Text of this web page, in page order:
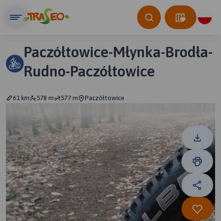
Paczółtowice-Młynka-Brodła-
Rudno-Paczółtowice
61 km 578 m 577 m Paczółtowice